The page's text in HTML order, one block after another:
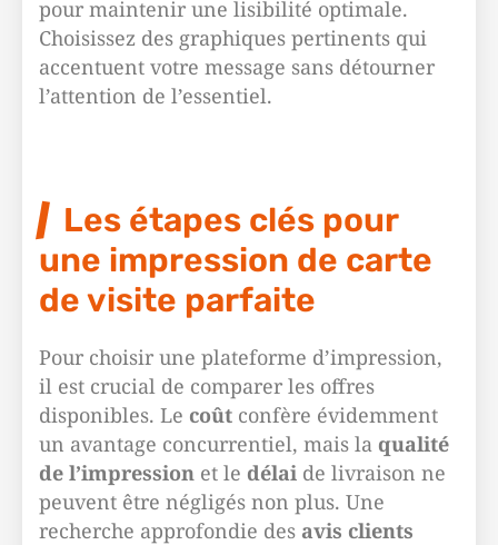
pour maintenir une lisibilité optimale.
Choisissez des graphiques pertinents qui
accentuent votre message sans détourner
l’attention de l’essentiel.
Les étapes clés pour
une impression de carte
de visite parfaite
Pour choisir une plateforme d’impression,
il est crucial de comparer les offres
disponibles. Le coût confère évidemment
un avantage concurrentiel, mais la qualité
de l’impression et le délai de livraison ne
peuvent être négligés non plus. Une
recherche approfondie des avis clients